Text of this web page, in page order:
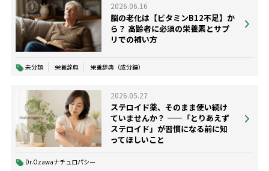
2026.06.16
脳の老化は【ビタミンB12不足】か
ら？ 高齢者に必須の栄養素とサプ
リでの補い方
未分類 栄養辞典 栄養辞典（成分編）
2026.05.27
ステロイド薬、そのまま使い続け
ていませんか？ ——「とりあえず
ステロイド」が習慣になる前に知
ってほしいこと
Dr.Ozawaナチュロパシー